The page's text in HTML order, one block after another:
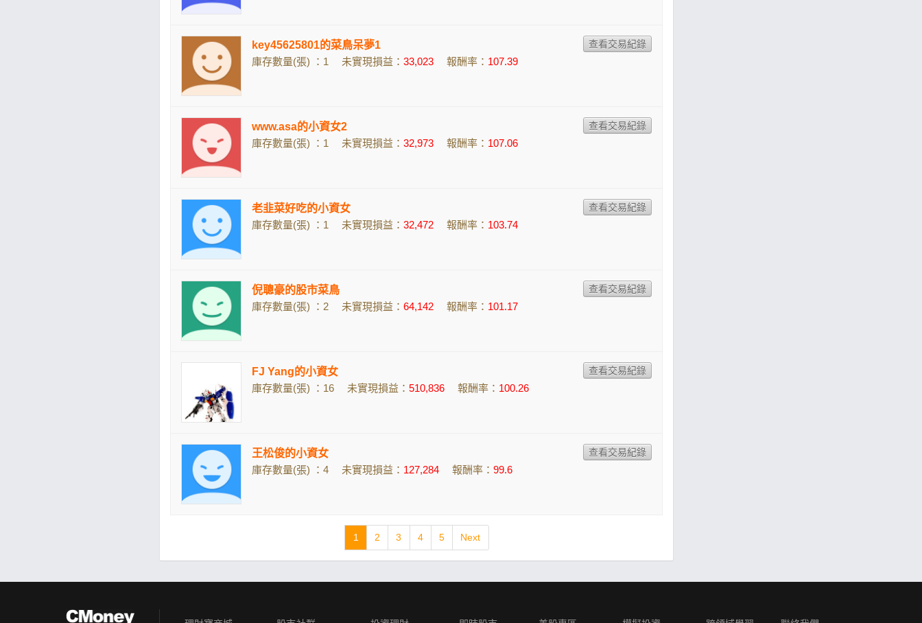
key45625801的菜鳥呆夢1
庫存數量(張) ：1
未實現損益： 33,023 報酬率： 107.39
www.asa的小資女2
庫存數量(張) ：1
未實現損益： 32,973 報酬率： 107.06
老韭菜好吃的小資女
庫存數量(張) ：1
未實現損益： 32,472 報酬率： 103.74
倪聰豪的股市菜鳥
庫存數量(張) ：2
未實現損益： 64,142 報酬率： 101.17
FJ Yang的小資女
庫存數量(張) ：16
未實現損益： 510,836 報酬率： 100.26
王松俊的小資女
庫存數量(張) ：4
未實現損益： 127,284 報酬率： 99.6
1 2 3 4 5 Next